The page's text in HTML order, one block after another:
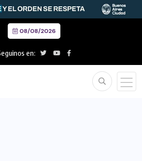
08/08/2026
en: